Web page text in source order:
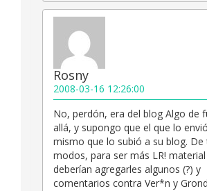
Rosny
2008-03-16 12:26:00
No, perdón, era del blog Algo de
allá, y supongo que el que lo
mismo que lo subió a su blog. De
modos, para ser más LR! material
deberían agregarles algunos (?) y
comentarios contra Ver*n y